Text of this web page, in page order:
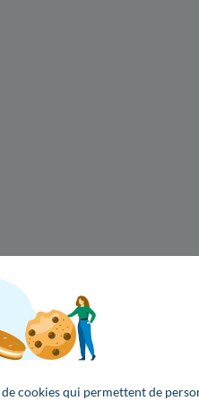
cookies qui permettent de